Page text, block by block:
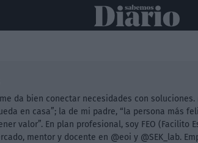
INTERNACIONAL POLÍTICA OPINIÓN
da bien conectar necesidades con
en casa”; la de mi padre, “la persona más
valor”. En plan profesional, soy FEO (Facilito
mentor y docente en @eoi y @SEK_lab.